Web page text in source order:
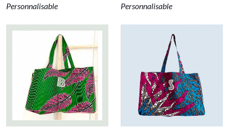
Personnalisable Personnalisable